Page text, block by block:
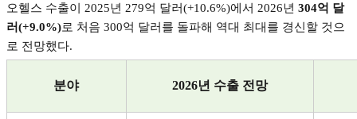
오헬스 수출이
2025년 279억 달러(+10.6%)에서 2026년 304억 달
러(+9.0%)로 처음 300억 달러를 돌파해 역대 최대를 경신할 것으
로 전망했다.
분야 2026년 수출 전망